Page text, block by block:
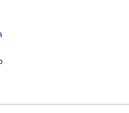
notizia